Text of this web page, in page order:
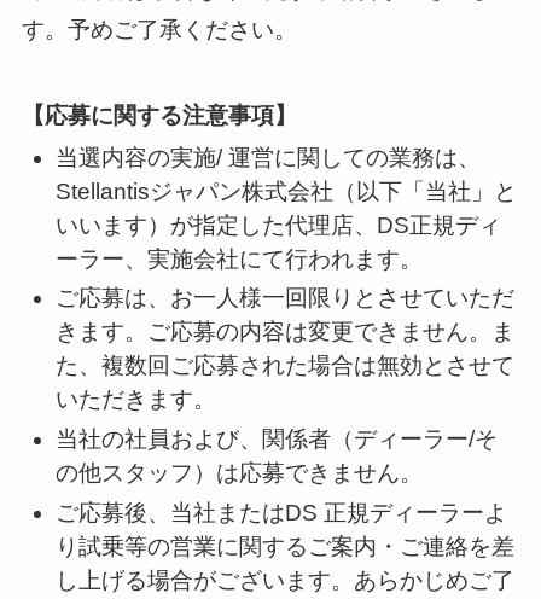
す。予めご了承ください。
【応募に関する注意事項】
当選内容の実施/ 運営に関しての業務は、
Stellantisジャパン株式会社（以下「当社」と
いいます）が指定した代理店、DS正規ディ
ーラー、実施会社にて行われます。
ご応募は、お一人様一回限りとさせていただ
きます。ご応募の内容は変更できません。ま
た、複数回ご応募された場合は無効とさせて
いただきます。
当社の社員および、関係者（ディーラー/そ
の他スタッフ）は応募できません。
ご応募後、当社またはDS 正規ディーラーよ
り試乗等の営業に関するご案内・ご連絡を差
し上げる場合がございます。あらかじめご了